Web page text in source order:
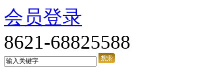
会员登录
8621-68825588